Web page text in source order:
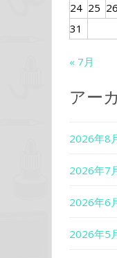
24 25 26
31
« 7月
アー
2026年8
2026年7
2026年6
2026年5